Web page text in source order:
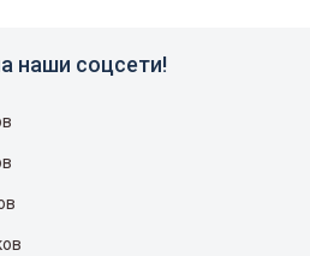
наши соцсети!